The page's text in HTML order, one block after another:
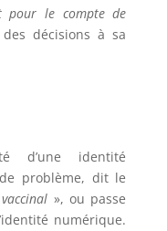
pour le compte de
décisions à sa
d’une identité
problème, dit le
», ou passe
numérique.